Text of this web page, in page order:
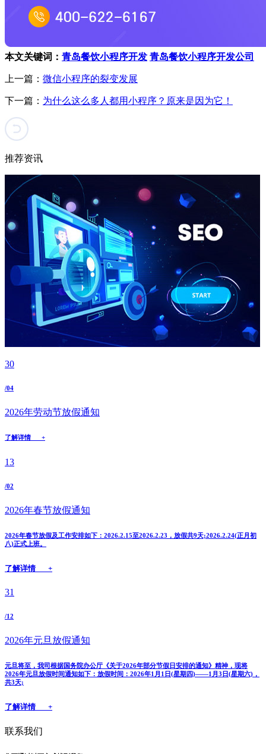
本文关键词： 青岛餐饮小程序开发 青岛餐饮小程序开发公司
上一篇： 微信小程序的裂变发展
下一篇： 为什么这么多人都用小程序？原来是因为它！
推荐资讯
30
/04
2026年劳动节放假通知
了解详情 +
13
/02
2026年春节放假通知
2026年春节放假及工作安排如下：2026.2.15至2026.2.23，放假共9天;2026.2.24(正月初
八)正式上班。
了解详情 +
31
/12
2026年元旦放假通知
元旦将至，我司根据国务院办公厅《关于2026年部分节假日安排的通知》精神，现将
2026年元旦放假时间通知如下：放假时间：2026年1月1日(星期四)——1月3日(星期六)，
共3天;
了解详情 +
联系我们